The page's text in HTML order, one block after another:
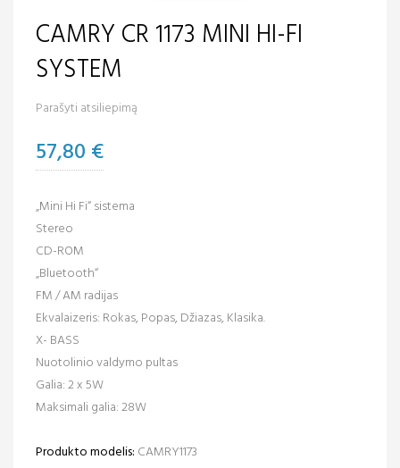
CAMRY CR 1173 MINI HI-FI
SYSTEM
Parašyti atsiliepimą
57,80 €
„Mini Hi Fi“ sistema
Stereo
CD-ROM
„Bluetooth“
FM / AM radijas
Ekvalaizeris: Rokas, Popas, Džiazas, Klasika.
X- BASS
Nuotolinio valdymo pultas
Galia: 2 x 5W
Maksimali galia: 28W
Produkto modelis: CAMRY1173